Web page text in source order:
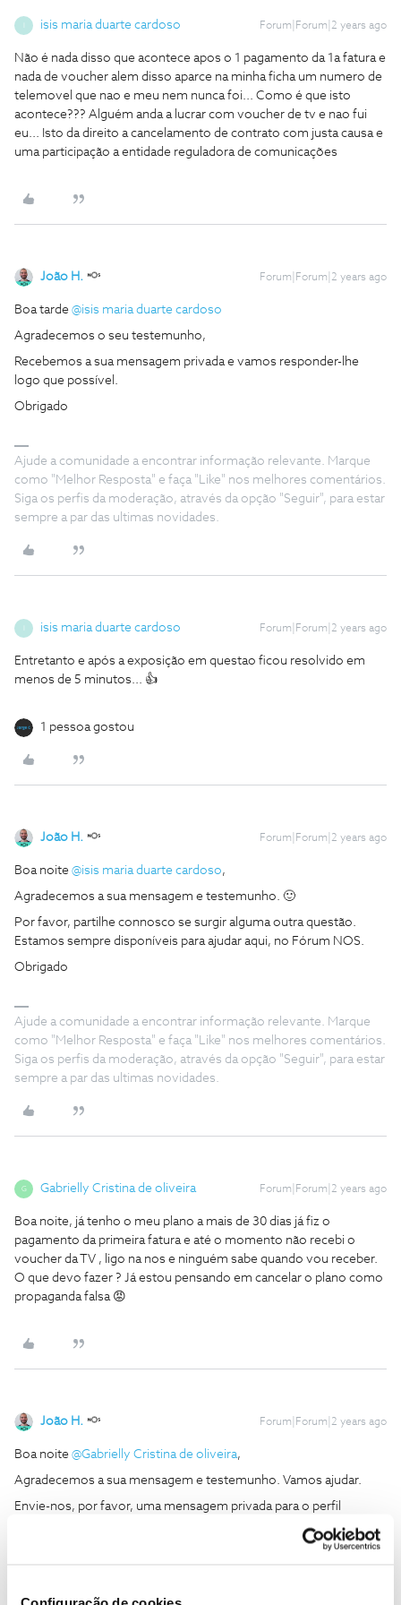
Configuração de cookies
isis maria duarte cardoso Forum|Forum|2 years ago
Não é nada disso que acontece apos o 1 pagamento da 1a fatura e
nada de voucher alem disso aparce na minha ficha um numero de
telemovel que nao e meu nem nunca foi... Como é que isto
acontece??? Alguém anda a lucrar com voucher de tv e nao fui
eu... Isto da direito a cancelamento de contrato com justa causa e
uma participação a entidade reguladora de comunicações
João H. Forum|Forum|2 years ago
Boa tarde @isis maria duarte cardoso
Agradecemos o seu testemunho,
Recebemos a sua mensagem privada e vamos responder-lhe
logo que possível.
Obrigado
Ajude a comunidade a encontrar informação relevante. Marque
como "Melhor Resposta" e faça "Like" nos melhores comentários.
Siga os perfis da moderação, através da opção "Seguir", para estar
sempre a par das ultimas novidades.
isis maria duarte cardoso Forum|Forum|2 years ago
Entretanto e após a exposição em questao ficou resolvido em
menos de 5 minutos... 👍
1 pessoa gostou
João H. Forum|Forum|2 years ago
Boa noite @isis maria duarte cardoso,
Agradecemos a sua mensagem e testemunho. 🙂
Por favor, partilhe connosco se surgir alguma outra questão.
Estamos sempre disponíveis para ajudar aqui, no Fórum NOS.
Obrigado
Ajude a comunidade a encontrar informação relevante. Marque
como "Melhor Resposta" e faça "Like" nos melhores comentários.
Siga os perfis da moderação, através da opção "Seguir", para estar
sempre a par das ultimas novidades.
G Gabrielly Cristina de oliveira Forum|Forum|2 years ago
Boa noite, já tenho o meu plano a mais de 30 dias já fiz o
pagamento da primeira fatura e até o momento não recebi o
voucher da TV , ligo na nos e ninguém sabe quando vou receber.
O que devo fazer ? Já estou pensando em cancelar o plano como
propaganda falsa 😡
João H. Forum|Forum|2 years ago
Boa noite @Gabrielly Cristina de oliveira,
Agradecemos a sua mensagem e testemunho. Vamos ajudar.
Envie-nos, por favor, uma mensagem privada para o perfil